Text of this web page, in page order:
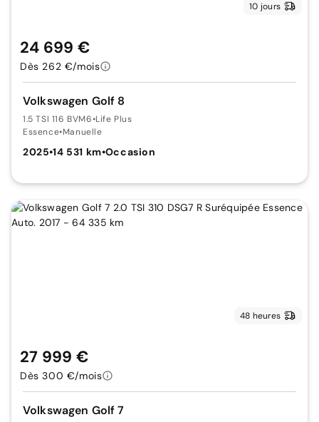
10 jours
Volkswagen Golf 8
1.5 TSI 116 BVM6•Life Plus
Essence•Manuelle
2025•14 531 km•Occasion
24 699 €
Dès 262 €/mois
48 heures
Volkswagen Golf 7
27 999 €
Dès 300 €/mois